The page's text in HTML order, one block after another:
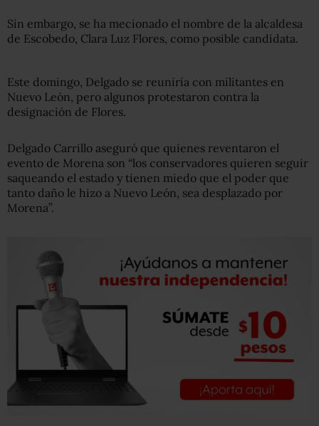
Sin embargo, se ha mecionado el nombre de la alcaldesa
de Escobedo, Clara Luz Flores, como posible candidata.
Este domingo, Delgado se reuniría con militantes en
Nuevo León, pero algunos protestaron contra la
designación de Flores.
Delgado Carrillo aseguró que quienes reventaron el
evento de Morena son “los conservadores quieren seguir
saqueando el estado y tienen miedo que el poder que
tanto daño le hizo a Nuevo León, sea desplazado por
Morena”.